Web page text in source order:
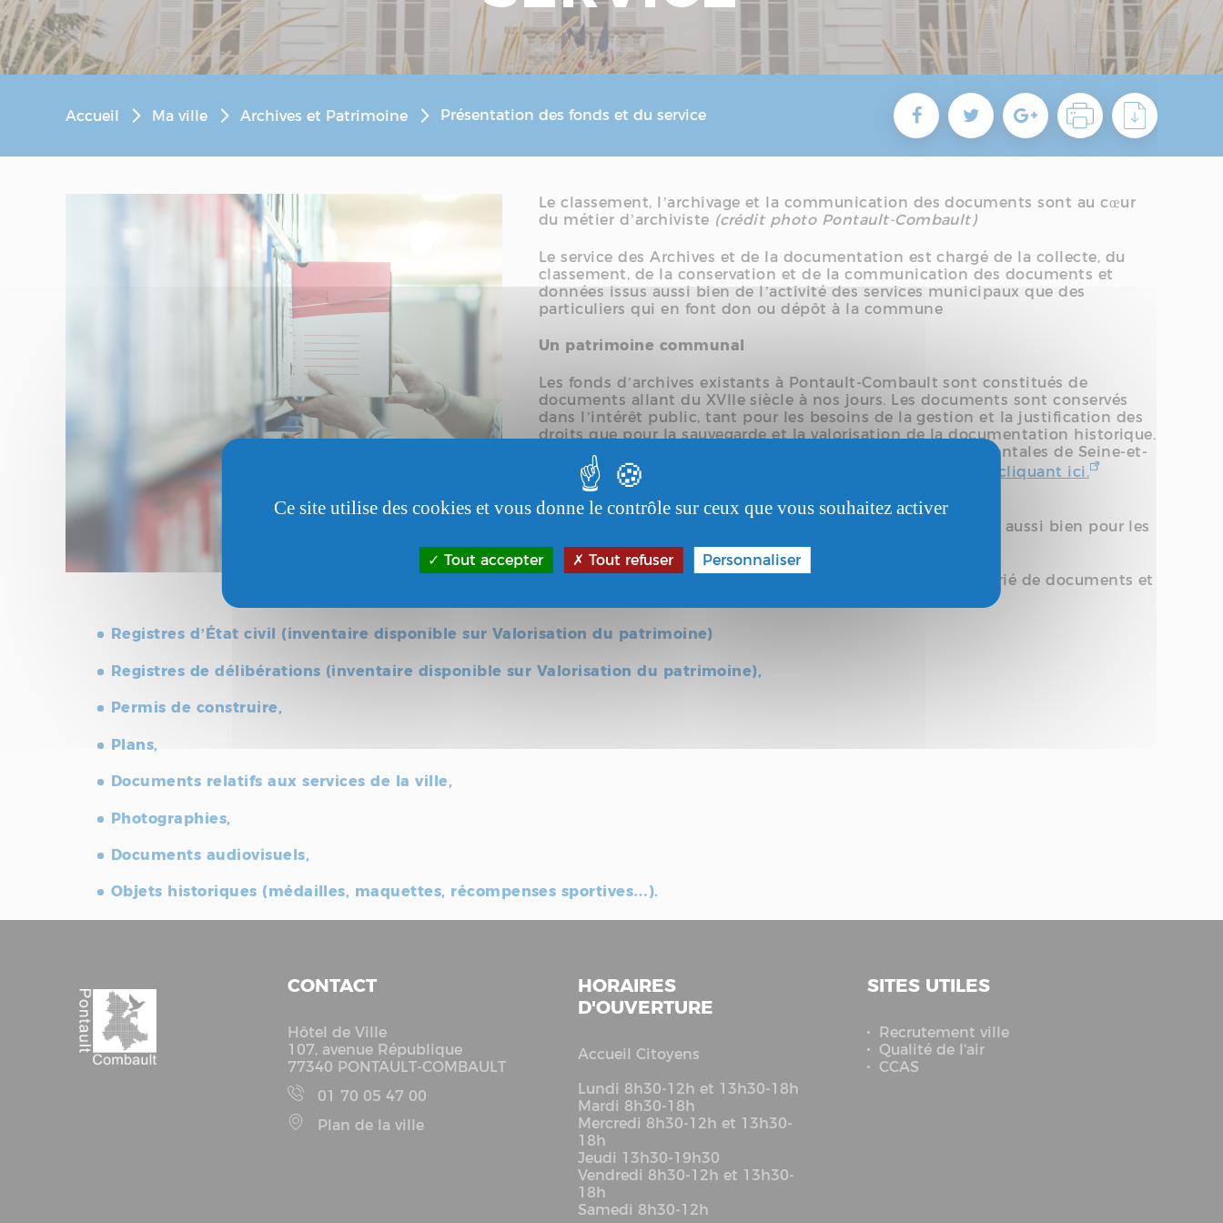
Accueil Ma ville Archives et Patrimoine Présentation des fonds et du service
Le classement, l’archivage et la communication des documents sont au cœur
du métier d’archiviste (crédit photo Pontault-Combault)
Le service des Archives et de la documentation est chargé de la collecte, du
classement, de la conservation et de la communication des documents et
données issus aussi bien de l’activité des services municipaux que des
particuliers qui en font don ou dépôt à la commune
Un patrimoine communal
Les fonds d’archives existants à Pontault-Combault sont constitués de
documents allant du XVIIe siècle à nos jours. Les documents sont conservés
dans l’intérêt public, tant pour les besoins de la gestion et la justification des
droits que pour la sauvegarde et la valorisation de la documentation historique.
Un second fonds est déposé auprès des archives départementales de Seine-et-
Marne pour la période 1520-1956.
Inventaire disponible en cliquant ici.
Les Archives municipales sont accessibles à la consultation aussi bien pour les
professionnels que les particuliers.
Les rayonnages du service abritent un ensemble riche et varié de documents et
Registres d’État civil (inventaire disponible sur Valorisation du patrimoine)
Registres de délibérations (inventaire disponible sur Valorisation du patrimoine),
Permis de construire,
Plans,
Documents relatifs aux services de la ville,
Photographies,
Documents audiovisuels,
Objets historiques (médailles, maquettes, récompenses sportives…).
CONTACT
Hôtel de Ville
107, avenue République
77340 PONTAULT-COMBAULT
01 70 05 47 00
Plan de la ville
HORAIRES
D'OUVERTURE
Accueil Citoyens
Lundi 8h30-12h et 13h30-18h
Mardi 8h30-18h
Mercredi 8h30-12h et 13h30-
18h
Jeudi 13h30-19h30
Vendredi 8h30-12h et 13h30-
18h
Samedi 8h30-12h
SITES UTILES
Recrutement ville
Qualité de l'air
CCAS
Ce site utilise des cookies et vous donne le contrôle sur ceux que vous souhaitez activer
Tout accepter Tout refuser Personnaliser